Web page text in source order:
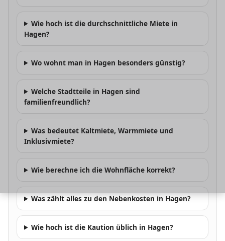
Wie hoch ist die durchschnittliche Miete in
Hagen?
Wo wohnt man in Hagen besonders günstig?
Welche Stadtteile in Hagen sind
familienfreundlich?
Was bedeutet Kaltmiete, Warmmiete und
Inklusivmiete?
Wie berechne ich die Wohnfläche korrekt?
Was zählt alles zu den Nebenkosten in Hagen?
Wie hoch ist die Kaution üblich in Hagen?